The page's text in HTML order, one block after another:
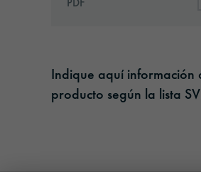
Indique aquí
producto según la lista